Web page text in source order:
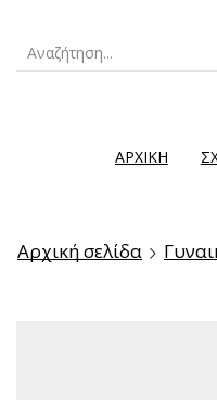
ΑΡΧΙΚΗ
Αρχική σελίδα